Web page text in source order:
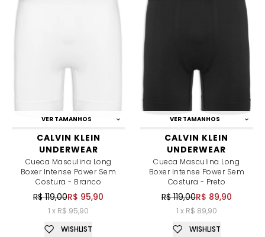
VER TAMANHOS
CALVIN KLEIN
UNDERWEAR
Cueca Masculina Long
Boxer Intense Power Sem
Costura - Branco
R$ 119,00R$ 95,90
1 x R$ 95,90
WISHLIST
VER TAMANHOS
CALVIN KLEIN
UNDERWEAR
Cueca Masculina Long
Boxer Intense Power Sem
Costura - Preto
R$ 119,00R$ 89,90
1 x R$ 89,90
WISHLIST